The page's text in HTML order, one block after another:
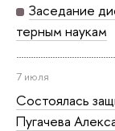
Заседание
тер­ным наукам
7 июля
Состоялась
Пугачева